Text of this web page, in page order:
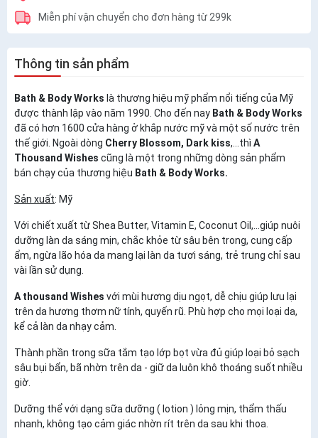
Miễn phí vận chuyển cho đơn hàng từ 299k
Thông tin sản phẩm
Bath & Body Works là thương hiệu mỹ phẩm nổi tiếng của Mỹ
được thành lập vào năm 1990. Cho đến nay Bath & Body Works
đã có hơn 1600 cửa hàng ở khắp nước mỹ và một số nước trên
thế giới. Ngoài dòng Cherry Blossom, Dark kiss,...thì A
Thousand Wishes cũng là một trong những dòng sản phẩm
bán chạy của thương hiệu Bath & Body Works.
Sản xuất: Mỹ
Với chiết xuất từ Shea Butter, Vitamin E, Coconut Oil,...giúp nuôi
dưỡng làn da sáng mịn, chắc khỏe từ sâu bên trong, cung cấp
ẩm, ngừa lão hóa da mang lại làn da tươi sáng, trẻ trung chỉ sau
vài lần sử dụng.
A thousand Wishes với mùi hương dịu ngọt, dễ chịu giúp lưu lại
trên da hương thơm nữ tính, quyến rũ. Phù hợp cho mọi loại da,
kể cả làn da nhạy cảm.
Thành phần trong sữa tắm tạo lớp bọt vừa đủ giúp loại bỏ sạch
sâu bụi bẩn, bã nhờn trên da - giữ da luôn khô thoáng suốt nhiều
giờ.
Dưỡng thể với dạng sữa dưỡng ( lotion ) lỏng mịn, thẩm thấu
nhanh, không tạo cảm giác nhờn rít trên da sau khi thoa.